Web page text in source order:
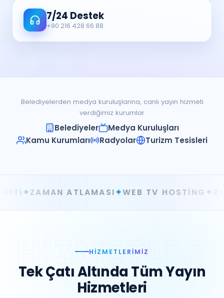
7/24 Destek
+90 216 428 66 88
Belediyelerden medya kuruluşlarına, canlı yayın hizmeti
verdiğimiz kurumlar
Belediyeler
Medya Kuruluşları
Kamu Kurumları
Radyolar Turizm Tesisleri
✦WEB TV HOSTING✦RADYO HOSTING
HIZMETLERIMIZ
Tek Çatı Altında Tüm Yayın
Hizmetleri